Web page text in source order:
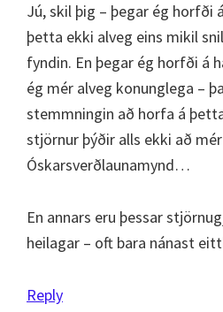
Jú, skil þig – þegar ég horfði
þetta ekki alveg eins mikil
fyndin. En þegar ég horfði á
ég mér alveg konunglega –
stemmningin að horfa á
stjörnur þýðir alls ekki að
Óskarsverðlaunamynd…
En annars eru þessar
heilagar – oft bara nánast
Reply